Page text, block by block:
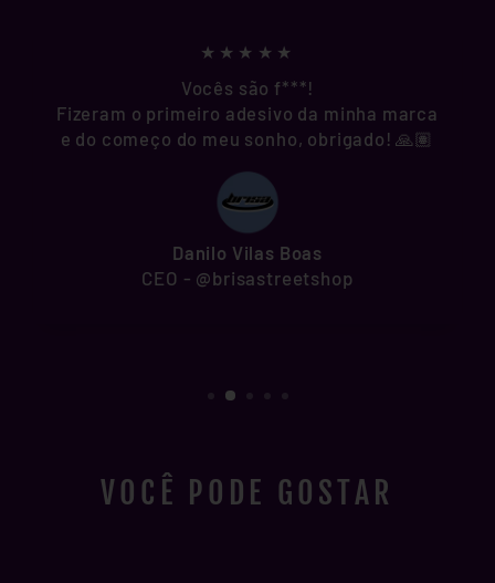
★★★★★
Vocês são f***!
Fizeram o primeiro adesivo da minha marca
e do começo do meu sonho, obrigado! 🙏🏽
Danilo Vilas Boas
CEO - @brisastreetshop
VOCÊ PODE GOSTAR